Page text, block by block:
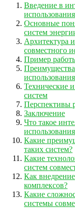
Введение в
Основные
систем
Архитектура
совместного
Пример
Преимущества
Технические
систем
Перспективы
Заключение
Что такое
Какие
таких систем?
Какие
систем
Как
комплексов?
Какие
системы